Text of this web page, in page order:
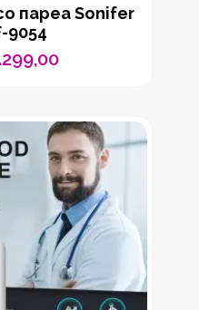
пареа Sonifer
9054